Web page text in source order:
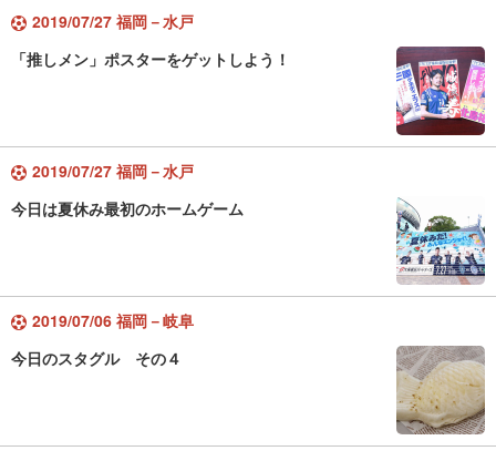
2019/07/27 福岡－水戸
「推しメン」ポスターをゲットしよう！
2019/07/27 福岡－水戸
今日は夏休み最初のホームゲーム
2019/07/06 福岡－岐阜
今日のスタグル その４